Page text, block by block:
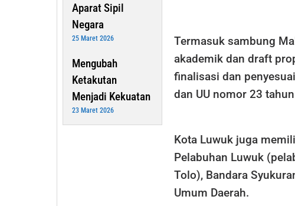
Aparat Sipil
Negara
25 Maret 2026
Mengubah
Ketakutan
Menjadi Kekuatan
23 Maret 2026
Termasuk sambung
akademik dan draft
finalisasi dan
dan UU nomor 23
Kota Luwuk juga
Pelabuhan Luwuk
Tolo), Bandara
Umum Daerah.